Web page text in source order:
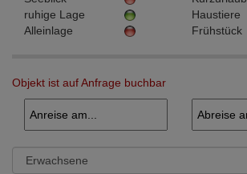
ruhige Lage
Alleinlage
Haustiere
Frühstück
Objekt ist auf Anfrage buchbar